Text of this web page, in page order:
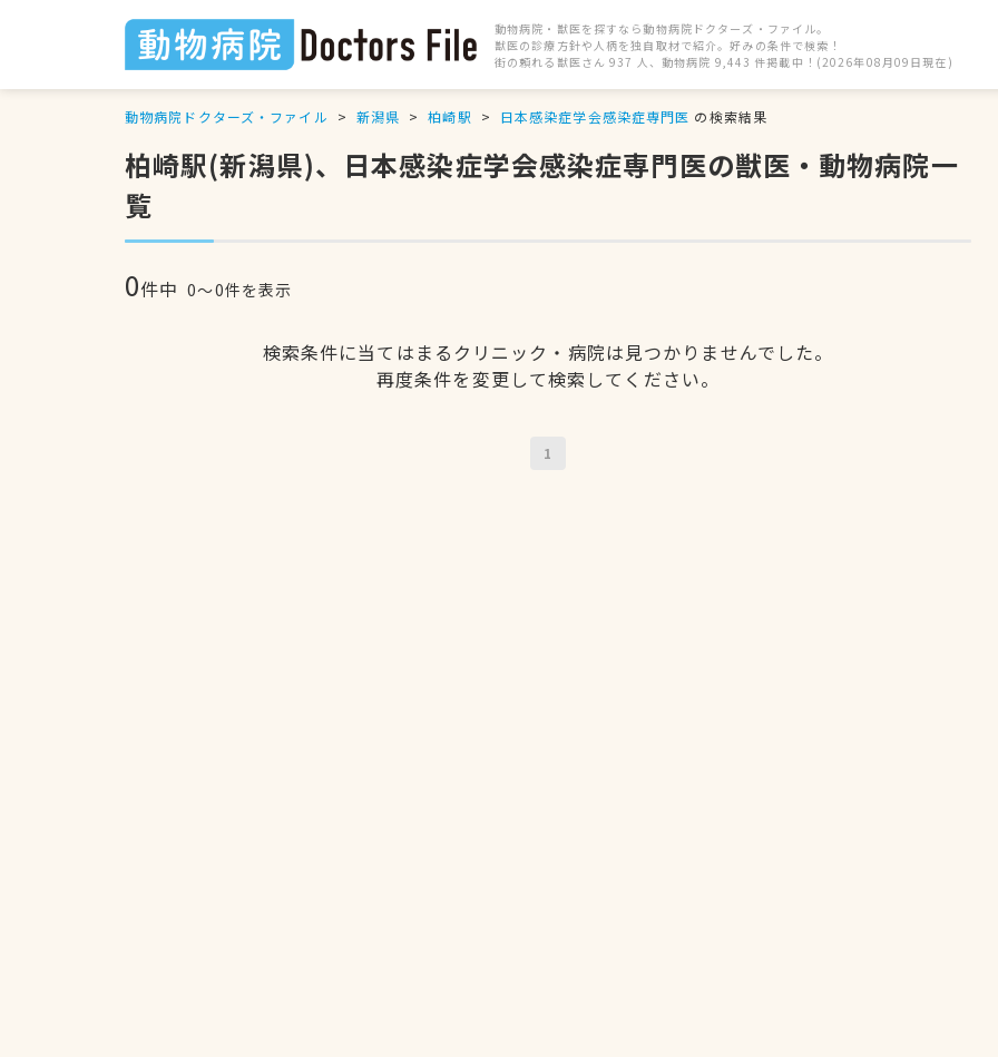
動物病院・獣医を探すなら動物病院ドクターズ・ファイル。
獣医の診療方針や人柄を独自取材で紹介。好みの条件で検索！
街の頼れる獣医さん 937 人、動物病院 9,443 件掲載中！(2026年08月09日現在)
動物病院ドクターズ・ファイル 新潟県 柏崎駅 日本感染症学会感染症専門医 の検索結果
柏崎駅(新潟県)、日本感染症学会感染症専門医の獣医・動物病院一
覧
0件中 0〜0件を表示
検索条件に当てはまるクリニック・病院は見つかりませんでした。
再度条件を変更して検索してください。
1